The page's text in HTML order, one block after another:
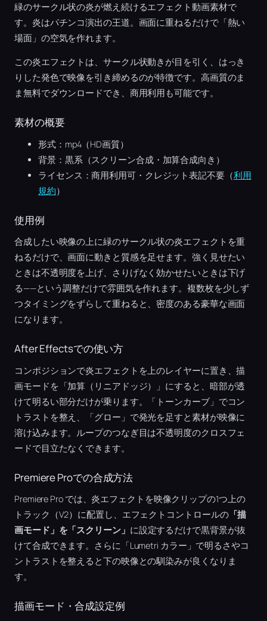
緑のサークル状の炎が燃え続けるエフェクト動画素材で
す。炎はパチンコ演出の王道。画面に重ねるだけで「熱い
場面」の空気を作れます。
この炎エフェクトは、サークル状動きが目を引く、はっき
りした発色で映像を引き締めるのが特徴です。高画質のま
ま無料でダウンロードでき、商用利用も可能です。
素材の概要
形式：mp4（HD画質）
背景：黒系（スクリーン合成・加算合成向き）
ライセンス：商用利用可・クレジット表記不要（利用
規約）
使用例
合成したい映像の上に緑のサークル状の炎エフェクトを重
ねるだけで、画面に動きと質感を足せます。強く見せたい
ときは不透明度を上げ、さりげなく効かせたいときは下げ
る——という調整だけで雰囲気を作れます。複数枚を少しず
つタイミングをずらして重ねると、密度のある豪華な画面
になります。
After Effectsでの使い方
コンポジションで炎エフェクトを上のレイヤーに置き、描
画モードを「加算（リニアドッジ）」にすると、暗部が透
けて明るい部分だけが乗ります。「トーンカーブ」でコン
トラストを整え、「グロー」で発光を足すと素材が映像に
溶け込みます。ループのつなぎ目は不透明度のクロスフェ
ードで目立たなくできます。
Premiere Proでの合成方法
Premiere Pro では、炎エフェクトを映像クリップの1つ上の
トラック（V2）に配置し、エフェクトコントロールの「描
画モード」を「スクリーン」 に設定するだけで黒背景が抜
けて合成できます。さらに「Lumetri カラー」で明るさやコ
ントラストを整えると下の映像との馴染みが良くなりま
す。
描画モード・合成設定例